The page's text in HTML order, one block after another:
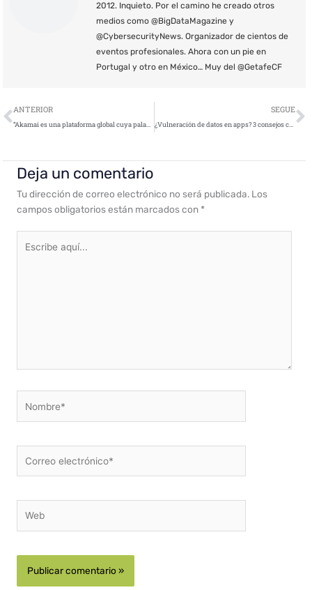
2012. Inquieto. Por el camino he creado otros
medios como @BigDataMagazine y
@CybersecurityNews. Organizador de cientos de
eventos profesionales. Ahora con un pie en
Portugal y otro en México… Muy del @GetafeCF
Ant
ANTERIOR
“Akamai es una plataforma global cuya palabra clave es Zero Trust”
SEGUE
¿Vulneración de datos en apps? 3 consejos clave para garantizar un uso seguro
Deja un comentario
Tu dirección de correo electrónico no será publicada. Los
campos obligatorios están marcados con *
aquí...
electrónico*